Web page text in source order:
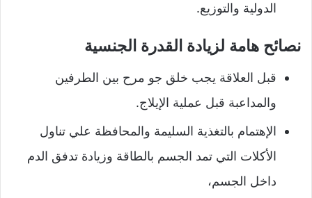
الدولية والتوزيع.
نصائح هامة لزيادة القدرة الجنسية
قبل العلاقة يجب خلق جو مرح بين الطرفين
والمداعبة قبل عملية الإيلاج.
الإهتمام بالتغذية السليمة والمحافظة علي تناول
الأكلات التي تمد الجسم بالطاقة وزيادة تدفق الدم
داخل الجسم،